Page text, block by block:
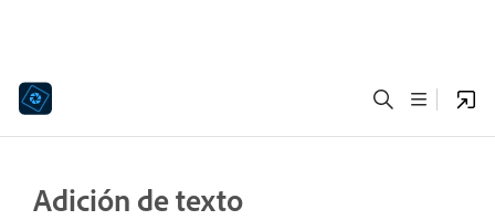
Adición de texto